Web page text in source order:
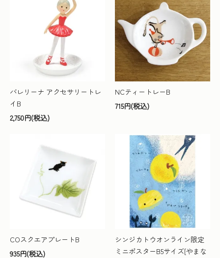
バレリーナ アクセサリートレ
イB
2,750円(税込)
NCティートレーB
715円(税込)
COスクエアプレートB
935円(税込)
シンジカトウオンライン限定
ミニポスターB5サイズ[やまな